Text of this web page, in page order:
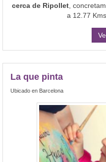
cerca de Ripollet,
a 12.77
La que pinta
Ubicado en Barcelona